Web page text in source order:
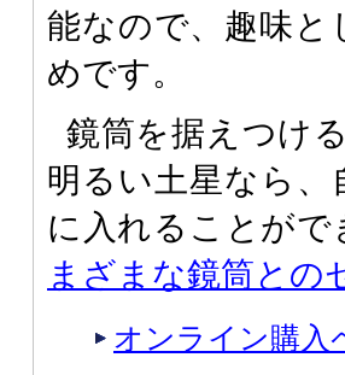
能なので、趣味と
めです。
鏡筒を据えつけ
明るい土星なら、
に入れることがで
まざまな鏡筒との
オンライン購入